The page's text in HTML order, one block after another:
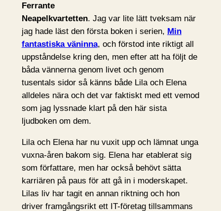
Ferrante
Neapelkvartetten. Jag var lite lätt tveksam när
jag hade läst den första boken i serien, Min
fantastiska väninna, och förstod inte riktigt all
uppståndelse kring den, men efter att ha följt de
båda vännerna genom livet och genom
tusentals sidor så känns både Lila och Elena
alldeles nära och det var faktiskt med ett vemod
som jag lyssnade klart på den här sista
ljudboken om dem.
Lila och Elena har nu vuxit upp och lämnat unga
vuxna-åren bakom sig. Elena har etablerat sig
som författare, men har också behövt sätta
karriären på paus för att gå in i moderskapet.
Lilas liv har tagit en annan riktning och hon
driver framgångsrikt ett IT-företag tillsammans